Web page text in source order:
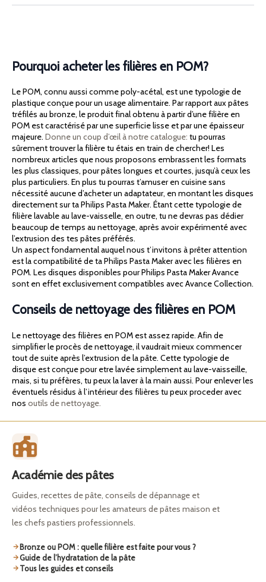
Pourquoi acheter les filières en POM?
Le POM, connu aussi comme poly-acétal, est une typologie de
plastique conçue pour un usage alimentaire. Par rapport aux pâtes
tréfilés au bronze, le produit final obtenu à partir d’une filière en
POM est caractérisé par une superficie lisse et par une épaisseur
majeure. Donne un coup d’œil à notre catalogue: tu pourras
sûrement trouver la filière tu étais en train de chercher! Les
nombreux articles que nous proposons embrassent les formats
les plus classiques, pour pâtes longues et courtes, jusqu’à ceux les
plus particuliers. En plus tu pourras t’amuser en cuisine sans
nécessité aucune d’acheter un adaptateur, en montant les disques
directement sur ta Philips Pasta Maker. Étant cette typologie de
filière lavable au lave-vaisselle, en outre, tu ne devras pas dédier
beaucoup de temps au nettoyage, après avoir expérimenté avec
l’extrusion des tes pâtes préférés.
Un aspect fondamental auquel nous t’invitons à prêter attention
est la compatibilité de ta Philips Pasta Maker avec les filières en
POM. Les disques disponibles pour Philips Pasta Maker Avance
sont en effet exclusivement compatibles avec Avance Collection.
Conseils de nettoyage des filières en POM
Le nettoyage des filières en POM est assez rapide. Afin de
simplifier le procès de nettoyage, il vaudrait mieux commencer
tout de suite après l’extrusion de la pâte. Cette typologie de
disque est conçue pour etre lavée simplement au lave-vaisseille,
mais, si tu préfères, tu peux la laver à la main aussi. Pour enlever les
éventuels résidus à l’intérieur des filières tu peux proceder avec
nos outils de nettoyage.
Académie des pâtes
Guides, recettes de pâte, conseils de dépannage et
vidéos techniques pour les amateurs de pâtes maison et
les chefs pastiers professionnels.
Bronze ou POM : quelle filière est faite pour vous ?
Guide de l’hydratation de la pâte
Tous les guides et conseils